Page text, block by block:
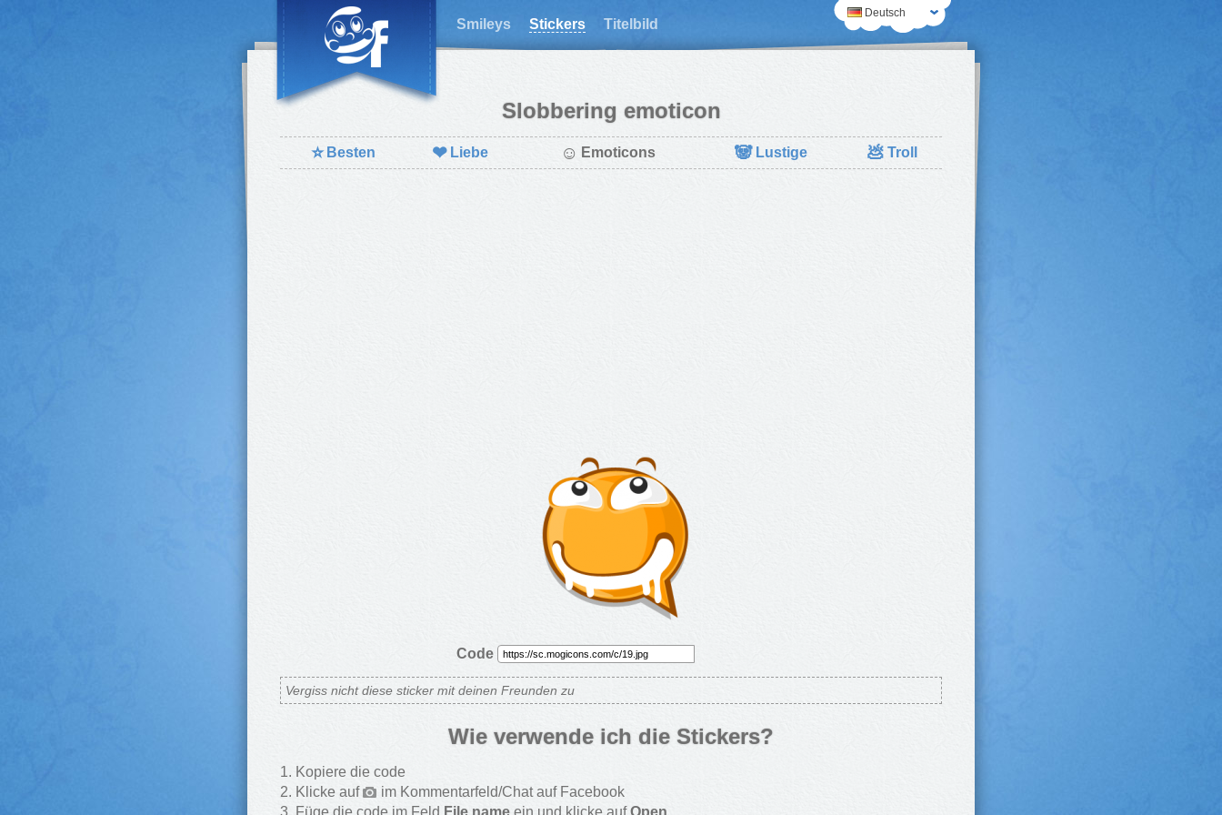
Smileys Stickers Titelbild
Deutsch
Slobbering emoticon
⭐ Besten ❤ Liebe ☺ Emoticons 🐼 Lustige 💩 Troll
Code
Vergiss nicht diese sticker mit deinen Freunden zu
Wie verwende ich die Stickers?
Kopiere die code
Klicke auf
im Kommentarfeld/Chat auf Facebook
Füge die code im Feld File name ein und klicke aufOpen